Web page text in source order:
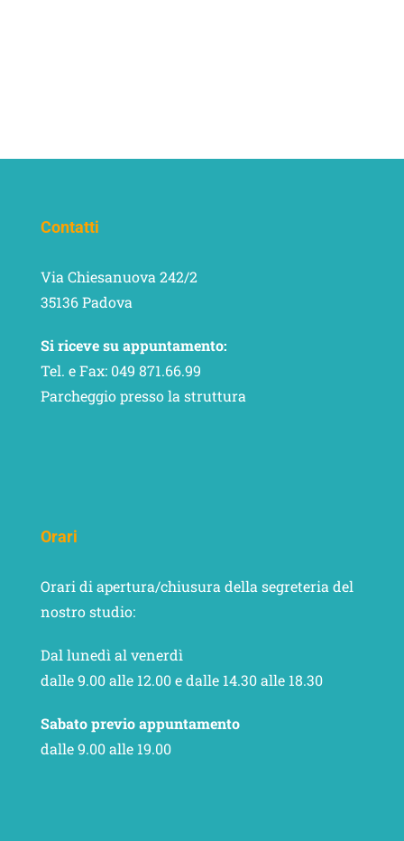
Contatti
Via Chiesanuova 242/2
35136 Padova
Si riceve su appuntamento:
Tel. e Fax: 049 871.66.99
Parcheggio presso la struttura
Orari
Orari di apertura/chiusura della segreteria del
nostro studio:
Dal lunedì al venerdì
dalle 9.00 alle 12.00 e dalle 14.30 alle 18.30
Sabato previo appuntamento
dalle 9.00 alle 19.00